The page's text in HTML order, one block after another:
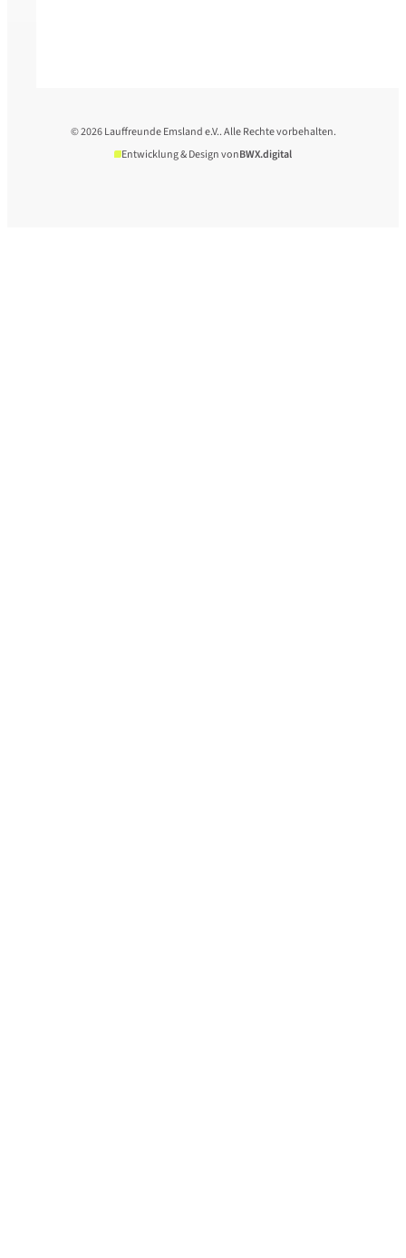
© 2026 Lauffreunde Emsland e.V.. Alle Rechte vorbehalten.
Entwicklung & Design vonBWX.digital